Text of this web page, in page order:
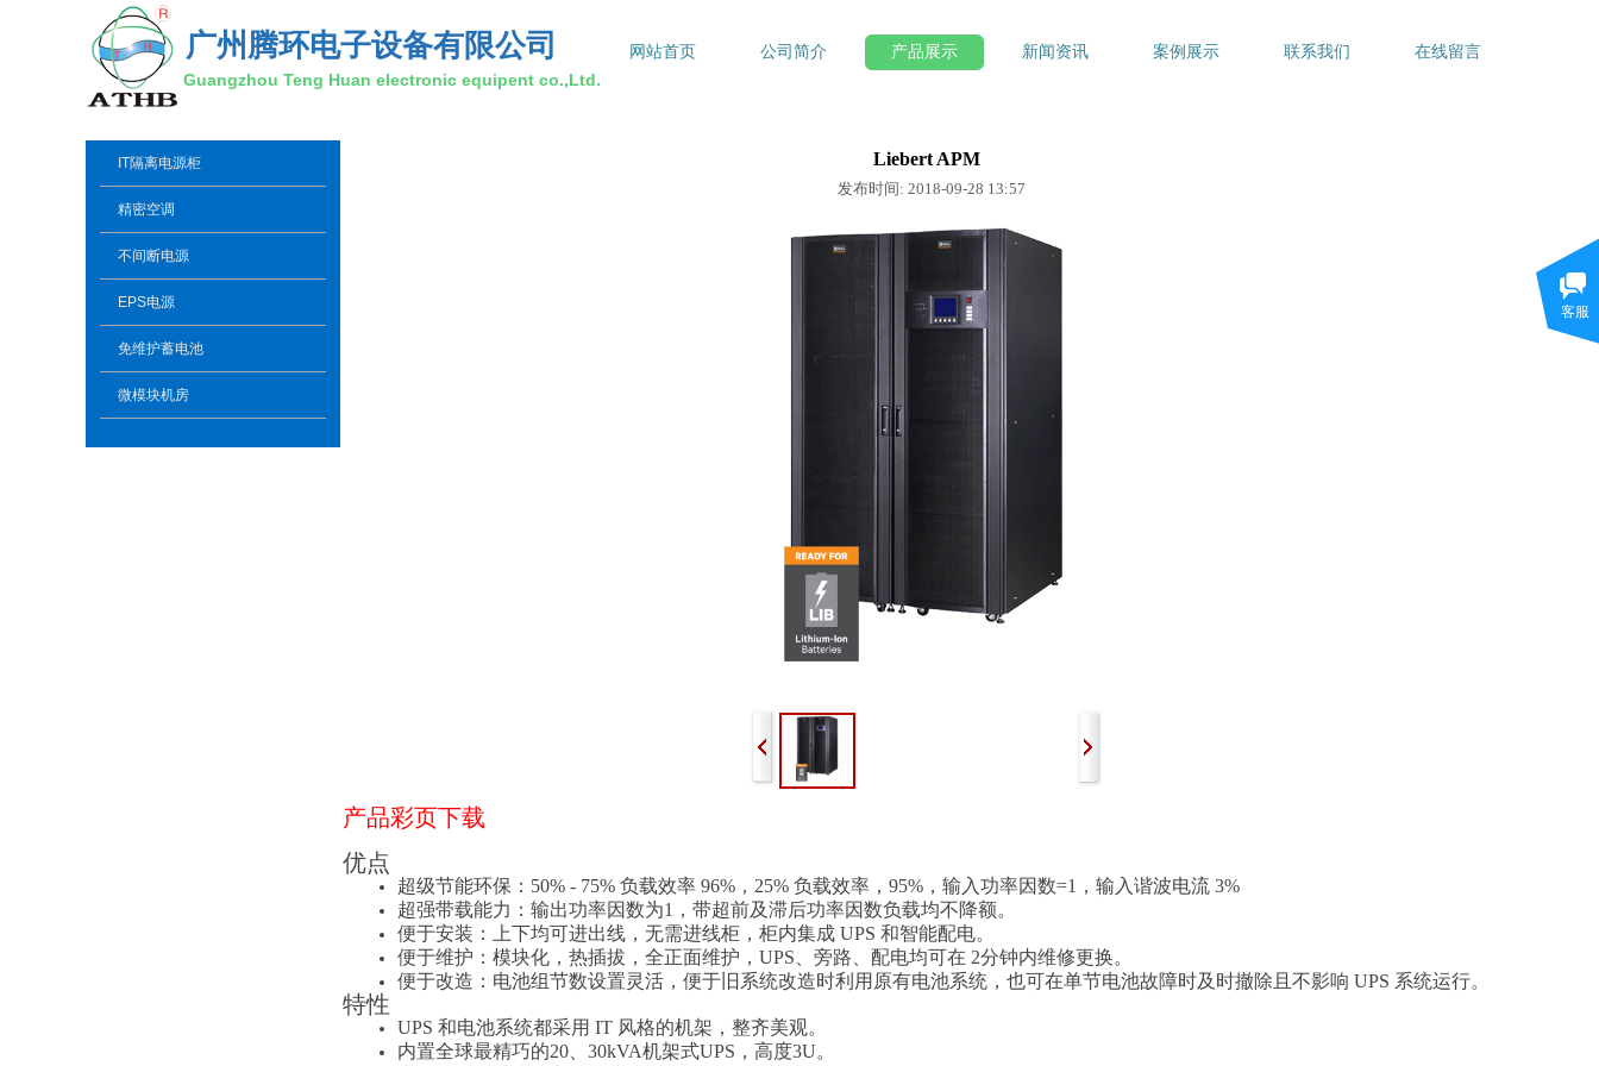
广州腾环电子设备有限公司 网站首页 公司简介 产品展示 新闻资讯 案例展示 联系我们 在线留言
Guangzhou Teng Huan electronic equipent co.,Ltd.
Liebert APM
发布时间: 2018-09-28 13:57
产品彩页下载
优点
超级节能环保：50% - 75% 负载效率 96%，25% 负载效率，95%，输入功率因数=1，输入谐波电流 3%
超强带载能力：输出功率因数为1，带超前及滞后功率因数负载均不降额。
便于安装：上下均可进出线，无需进线柜，柜内集成 UPS 和智能配电。
便于维护：模块化，热插拔，全正面维护，UPS、旁路、配电均可在 2分钟内维修更换。
便于改造：电池组节数设置灵活，便于旧系统改造时利用原有电池系统，也可在单节电池故障时及时撤除且不影响 UPS 系统运行。
特性
UPS 和电池系统都采用 IT 风格的机架，整齐美观。
内置全球最精巧的20、30kVA机架式UPS，高度3U。
IT隔离电源柜
精密空调
不间断电源
EPS电源
免维护蓄电池
微模块机房
客服